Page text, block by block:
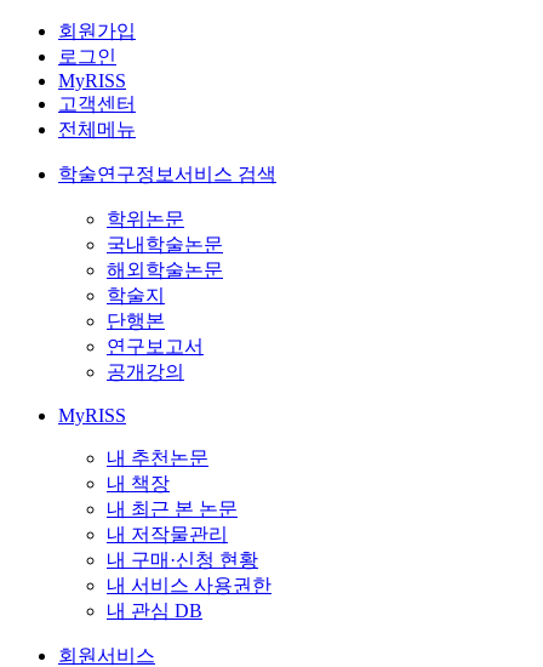
회원가입
로그인
MyRISS
고객센터
전체메뉴
학술연구정보서비스 검색
학위논문
국내학술논문
해외학술논문
학술지
단행본
연구보고서
공개강의
MyRISS
내 추천논문
내 책장
내 최근 본 논문
내 저작물관리
내 구매·신청 현황
내 서비스 사용권한
내 관심 DB
회원서비스